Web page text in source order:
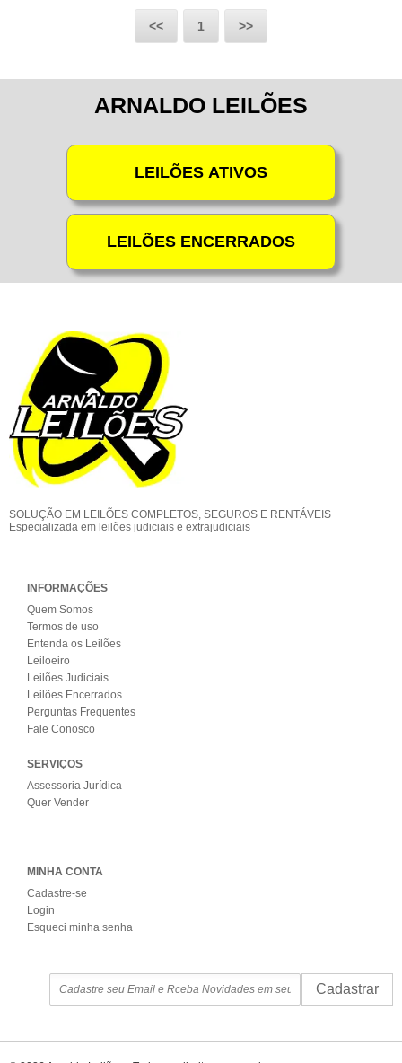
<< 1 >>
ARNALDO LEILÕES
SOLUÇÃO EM LEILÕES COMPLETOS, SEGUROS E RENTÁVEIS
Especializada em leilões judiciais e extrajudiciais
INFORMAÇÕES
Quem Somos
Termos de uso
Entenda os Leilões
Leiloeiro
Leilões Judiciais
Leilões Encerrados
Perguntas Frequentes
Fale Conosco
SERVIÇOS
Assessoria Jurídica
Quer Vender
MINHA CONTA
Cadastre-se
Login
Esqueci minha senha
Cadastrar